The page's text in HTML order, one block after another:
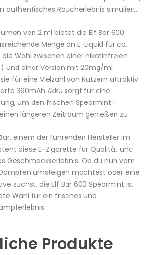
authentisches Raucherlebnis simuliert.
von 2 ml bietet die Elf Bar 600
Menge an E-Liquid für ca.
Wahl zwischen einer nikotinfreien
und einer Version mit 20mg/ml
für eine Vielzahl von Nutzern attraktiv
360mAh Akku sorgt für eine
um den frischen Spearmint-
längeren Zeitraum genießen zu
einem der führenden Hersteller im
diese E-Zigarette für Qualität und
Geschmackserlebnis. Ob du nun vom
umsteigen möchtest oder eine
suchst, die Elf Bar 600 Spearmint ist
Wahl für ein frisches und
Produkte